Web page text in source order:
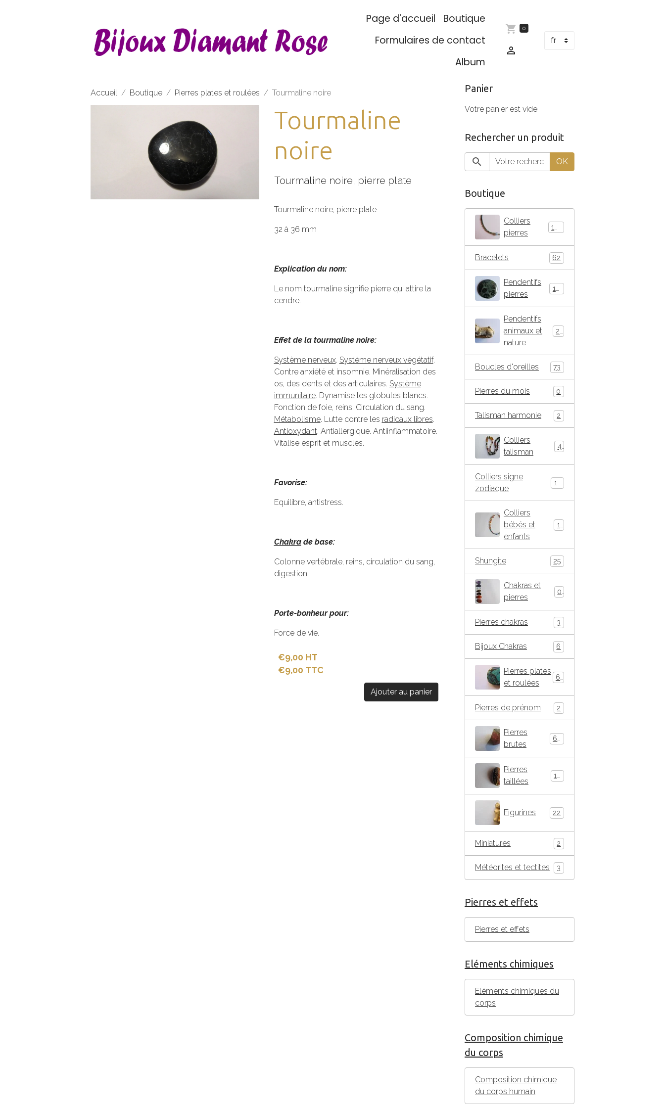
Page d'accueil
Boutique
Formulaires de contact
Album
0
Accueil Boutique Pierres plates et roulées Tourmaline noire
Tourmaline
noire
Tourmaline noire, pierre plate
Tourmaline noire, pierre plate
32 à 36 mm
Explication du nom:
Le nom tourmaline signifie pierre qui attire la
cendre.
Effet de la tourmaline noire:
Système nerveux. Système nerveux végétatif.
Contre anxiété et insomnie. Minéralisation des
os, des dents et des articulaires. Système
immunitaire. Dynamise les globules blancs.
Fonction de foie, reins. Circulation du sang.
Métabolisme. Lutte contre les radicaux libres.
Antioxydant. Antiallergique. Antiinflammatoire.
Vitalise esprit et muscles.
Favorise:
Equilibre, antistress.
Chakrade base:
Colonne vertébrale, reins, circulation du sang,
digestion.
Porte-bonheur pour:
Force de vie.
€9,00 HT
€9,00 TTC
Ajouter au panier
Panier
Votre panier est vide
Rechercher un produit
OK
Boutique
Colliers
pierres
Bracelets 62
Pendentifs
pierres
Pendentifs
animaux et
nature
Boucles d'oreilles 73
Pierres du mois 0
Talisman harmonie 2
Colliers
talisman
4
Colliers signe
zodiaque
Colliers
bébés et
enfants
Shungite 25
Chakras et
pierres
Pierres chakras 3
Bijoux Chakras 6
Pierres plates
et roulées
Pierres de prénom 2
Pierres
brutes
Pierres
taillées
Figurines 22
Miniatures 2
Météorites et tectites 3
Pierres et effets
Pierres et effets
Eléments chimiques
Eléments chimiques du
corps
Composition chimique
du corps
Composition chimique
du corps humain